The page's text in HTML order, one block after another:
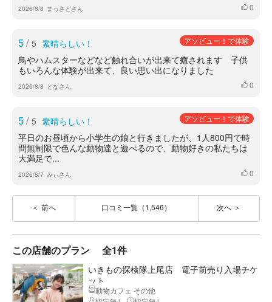
2026/8/8 まっさどさん いいね
0
5/ 5 素晴らしい！ アソビュー！で体験
鳥やハムスターなどなど触れ合いが出来て癒されます 子供
もいろんな体験が出来て、良い思い出になりました
2026/8/8 となさん いいね
0
5/ 5 素晴らしい！ アソビュー！で体験
平日のお昼頃から小学生の娘と行きましたが、1人800円で時
間無制限で色んな動物達と遊べるので、動物好きの私たちは
大満足で...
2026/8/7 みぃさん いいね
0
前へ 口コミ一覧（1,546） 次へ
この店舗のプラン 全1件
いきもの探検隊上尾店 電子前売り入場チケ
ット
動物カフェ その他